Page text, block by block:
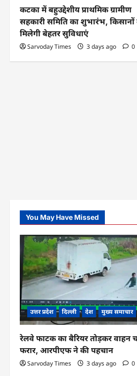
i
o
n
कटका में बहुउद्देशीय प्राथमिक ग्रामीण
सहकारी समिति का शुभारंभ, किसानों
मिलेगी बेहतर सुविधाएं
Sarvoday Times 3 days ago 0
You May Have Missed
उत्तर प्रदेश दिल्ली देश मुख्य समाचार
रेलवे फाटक का बैरियर तोड़कर वाहन
फरार, आरपीएफ ने की पहचान
Sarvoday Times 3 days ago 0